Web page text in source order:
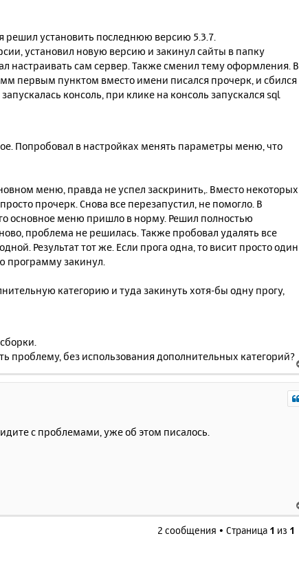
решил установить последнюю версию 5.3.7.
установил новую версию и закинул сайты в папку
настраивать сам сервер. Также сменил тему оформления. В
первым пунктом вместо имени писался прочерк, и сбился
консоль, при клике на консоль запускался sql
Попробовал в настройках менять параметры меню, что
меню, правда не успел заскринить,. Вместо некоторых
прочерк. Снова все перезапустил, не помогло. В
основное меню пришло в норму. Решил полностью
проблема не решилась. Также пробовал удалять все
Результат тот же. Если прога одна, то висит просто один
программу закинул.
категорию и туда закинуть хотя-бы одну прогу,
проблему, без использования дополнительных категорий?
с проблемами, уже об этом писалось.
2 сообщения • Страница 1 из 1